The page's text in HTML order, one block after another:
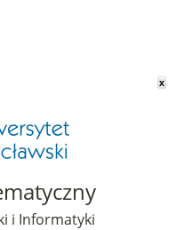
x
i Informatyki